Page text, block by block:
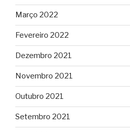
Março 2022
Fevereiro 2022
Dezembro 2021
Novembro 2021
Outubro 2021
Setembro 2021